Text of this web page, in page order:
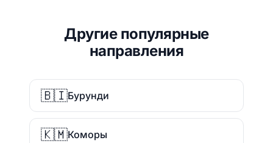
Другие популярные
направления
🇧🇮Бурунди
🇰🇲Коморы